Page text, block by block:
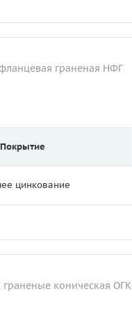
граненая НФГ
Покрытие
цинкование
коническая ОГК